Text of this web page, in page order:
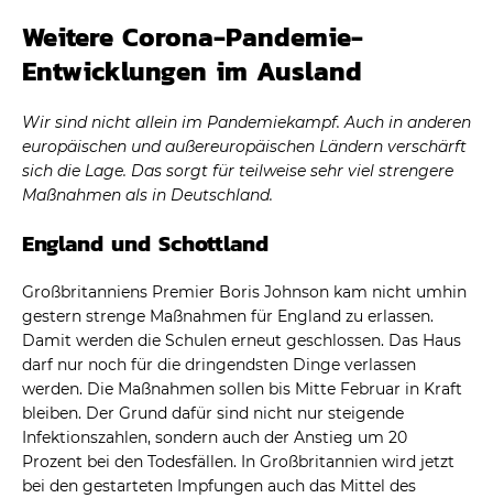
Weitere Corona-Pandemie-
Entwicklungen im Ausland
Wir sind nicht allein im Pandemiekampf. Auch in anderen
europäischen und außereuropäischen Ländern verschärft
sich die Lage. Das sorgt für teilweise sehr viel strengere
Maßnahmen als in Deutschland.
England und Schottland
Großbritanniens Premier Boris Johnson kam nicht umhin
gestern strenge Maßnahmen für England zu erlassen.
Damit werden die Schulen erneut geschlossen. Das Haus
darf nur noch für die dringendsten Dinge verlassen
werden. Die Maßnahmen sollen bis Mitte Februar in Kraft
bleiben. Der Grund dafür sind nicht nur steigende
Infektionszahlen, sondern auch der Anstieg um 20
Prozent bei den Todesfällen. In Großbritannien wird jetzt
bei den gestarteten Impfungen auch das Mittel des